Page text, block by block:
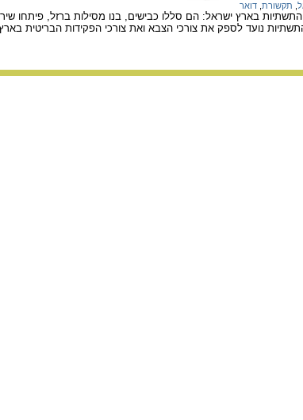
תקשורת דואר
בארץ ישראל: הם סללו כבישים, בנו מסילות ברזל, פיתחו
נועד לספק את צורכי הצבא ואת צורכי הפקידות הבריטית